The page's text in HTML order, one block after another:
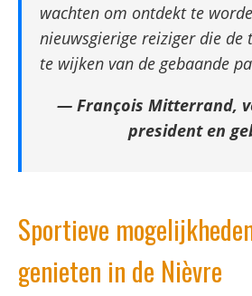
wachten om ontdekt te
nieuwsgierige reiziger die
te wijken van de gebaande
— François Mitterrand,
president en
Sportieve
genieten in de Nièvre